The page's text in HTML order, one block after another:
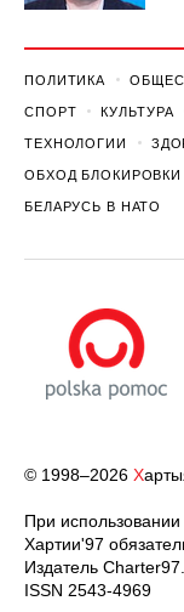
ПОЛИТИКА
СПОРТ КУЛЬТУРА
ТЕХНОЛОГИИ
ОБХОД
БЕЛАРУСЬ В НАТО
© 1998–2026 Х
При
Хартии'97
Издатель
ISSN 2543-4969